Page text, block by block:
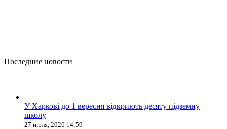
Последние новости
У Харкові до 1 вересня відкриють десяту підземну
школу
27 июля, 2026 14:59